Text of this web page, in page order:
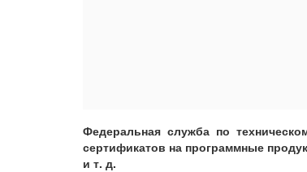
Федеральная служба по
сертификатов на программные
и т. д.